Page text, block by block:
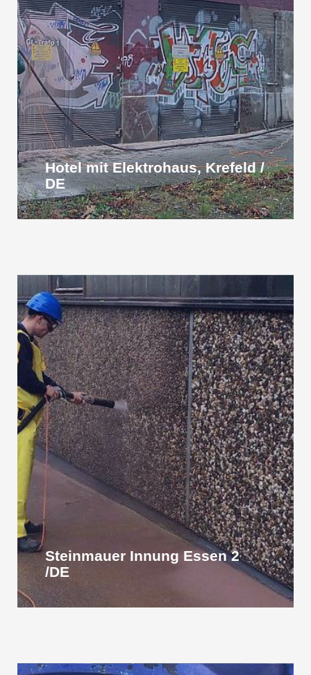
Hotel mit Elektrohaus, Krefeld /
DE
Steinmauer Innung Essen 2
/DE